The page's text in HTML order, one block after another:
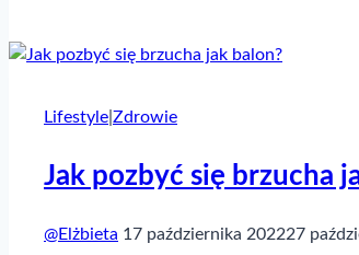
Lifestyle Zdrowie
Jak pozbyć się brzucha
@Elżbieta 17 października 202227